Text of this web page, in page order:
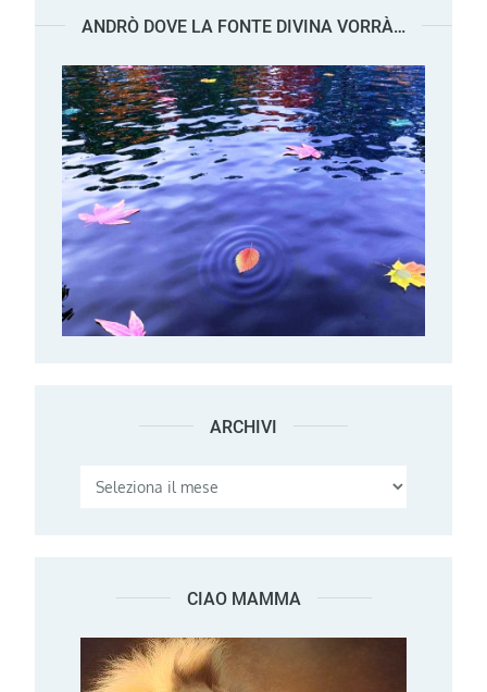
ANDRÒ DOVE LA FONTE DIVINA VORRÀ…
ARCHIVI Archivi
CIAO MAMMA